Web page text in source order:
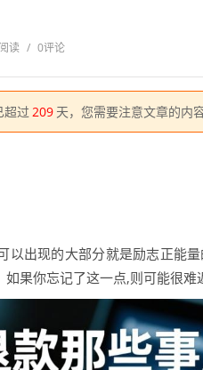
读 / 0评论
超过 209 天，您需要注意文章的内
以出现的大部分就是励志正能
果你忘记了这一点,则可能很难